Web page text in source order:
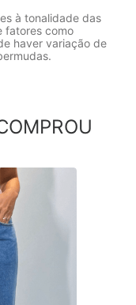
à tonalidade das
fatores como
haver variação de